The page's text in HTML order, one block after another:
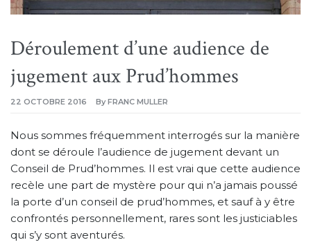
Déroulement d’une audience de
jugement aux Prud’hommes
22 OCTOBRE 2016 By FRANC MULLER
Nous sommes fréquemment interrogés sur la manière
dont se déroule l’audience de jugement devant un
Conseil de Prud’hommes. Il est vrai que cette audience
recèle une part de mystère pour qui n’a jamais poussé
la porte d’un conseil de prud’hommes, et sauf à y être
confrontés personnellement, rares sont les justiciables
qui s’y sont aventurés.